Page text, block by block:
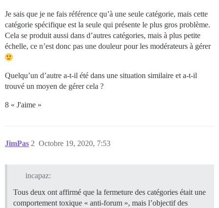
Je sais que je ne fais référence qu’à une seule catégorie, mais cette
catégorie spécifique est la seule qui présente le plus gros problème.
Cela se produit aussi dans d’autres catégories, mais à plus petite
échelle, ce n’est donc pas une douleur pour les modérateurs à gérer
Quelqu’un d’autre a-t-il été dans une situation similaire et a-t-il
trouvé un moyen de gérer cela ?
8 « J'aime »
JimPas Octobre 19, 2020, 7:53
2
incapaz:
Tous deux ont affirmé que la fermeture des catégories était une
comportement toxique « anti-forum », mais l’objectif des